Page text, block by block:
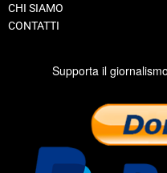
CHI SIAMO
CONTATTI
Supporta il